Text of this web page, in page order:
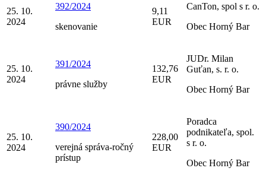
25. 10.
2024
392/2024
skenovanie
9,11
EUR
CanTon, spol s r. o.
Obec Horný Bar
25. 10.
2024
391/2024
právne služby
132,76
EUR
JUDr. Milan
Guťan, s. r. o.
Obec Horný Bar
25. 10.
2024
390/2024
verejná správa-ročný
prístup
228,00
EUR
Poradca
podnikateľa, spol.
s r. o.
Obec Horný Bar